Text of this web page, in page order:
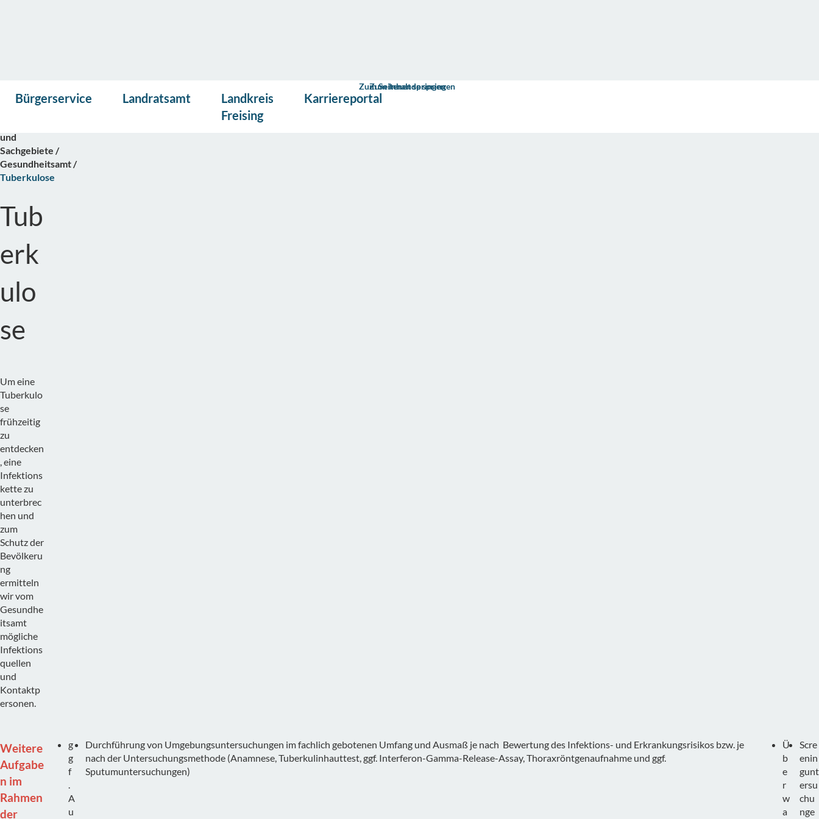
Zum Inhalt springen
Zum Seitenende springen
PresseKontakt Suche
Bürgerservice Landratsamt
Landkreis
Freising
Karriereportal
Startseite
und
Sachgebiete
Gesundheitsamt
Tuberkulose
lese
Tub
erk
ulo
se
Um eine
Tuberkulo
se
frühzeitig
zu
entdecken
, eine
Infektions
kette zu
unterbrec
hen und
zum
Schutz der
Bevölkeru
ng
ermitteln
wir vom
Gesundhe
itsamt
mögliche
Infektions
quellen
und
Kontaktp
ersonen.
Weitere
Aufgabe
n im
Rahmen
der
g
g
f
.
A
u
Durchführung von Umgebungsuntersuchungen im fachlich gebotenen Umfang und Ausmaß je nach Bewertung des Infektions- und Erkrankungsrisikos bzw. je
nach der Untersuchungsmethode (Anamnese, Tuberkulinhauttest, ggf. Interferon-Gamma-Release-Assay, Thoraxröntgenaufnahme und ggf.
Sputumuntersuchungen)
Ü
b
e
r
w
a
Scre
enin
gunt
ersu
chu
nge